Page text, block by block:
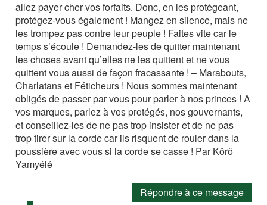
allez payer cher vos forfaits. Donc, en les protégeant,
protégez-vous également ! Mangez en silence, mais ne
les trompez pas contre leur peuple ! Faites vite car le
temps s’écoule ! Demandez-les de quitter maintenant
les choses avant qu’elles ne les quittent et ne vous
quittent vous aussi de façon fracassante ! – Marabouts,
Charlatans et Féticheurs ! Nous sommes maintenant
obligés de passer par vous pour parler à nos princes ! A
vos marques, parlez à vos protégés, nos gouvernants,
et conseillez-les de ne pas trop insister et de ne pas
trop tirer sur la corde car ils risquent de rouler dans la
poussière avec vous si la corde se casse ! Par Kôrô
Yamyélé
Répondre à ce message